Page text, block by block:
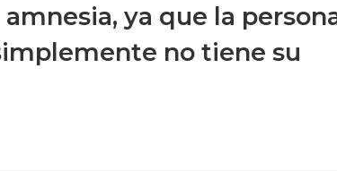
ya que la
no tiene su